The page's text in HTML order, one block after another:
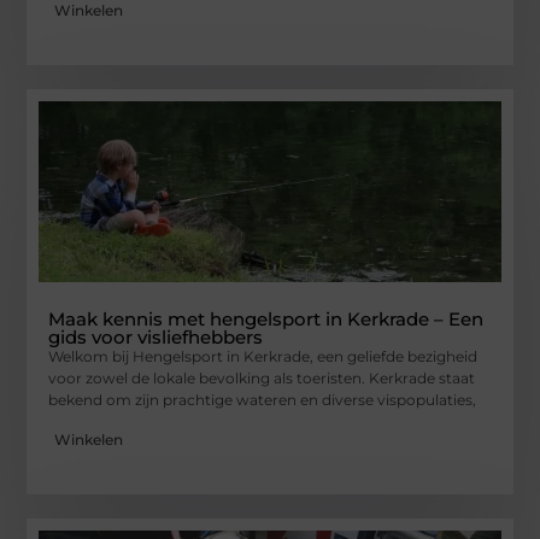
Winkelen
Maak kennis met hengelsport in Kerkrade – Een
gids voor visliefhebbers
Welkom bij Hengelsport in Kerkrade, een geliefde bezigheid
voor zowel de lokale bevolking als toeristen. Kerkrade staat
bekend om zijn prachtige wateren en diverse vispopulaties,
Winkelen